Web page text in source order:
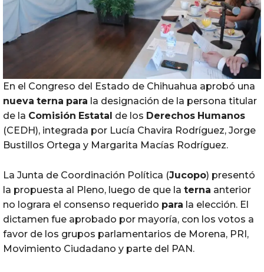
En el Congreso del Estado de Chihuahua aprobó una
nueva terna para la designación de la persona titular
de la Comisión Estatal de los Derechos Humanos
(CEDH), integrada por Lucía Chavira Rodríguez, Jorge
Bustillos Ortega y Margarita Macías Rodríguez.
La Junta de Coordinación Política (Jucopo) presentó
la propuesta al Pleno, luego de que la terna anterior
no lograra el consenso requerido para la elección. El
dictamen fue aprobado por mayoría, con los votos a
favor de los grupos parlamentarios de Morena, PRI,
Movimiento Ciudadano y parte del PAN.